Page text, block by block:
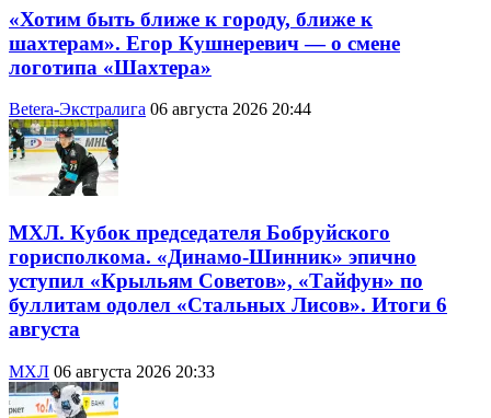
«Хотим быть ближе к городу, ближе к
шахтерам». Егор Кушнеревич — о смене
логотипа «Шахтера»
Betera-Экстралига 06 августа 2026 20:44
МХЛ. Кубок председателя Бобруйского
горисполкома. «Динамо-Шинник» эпично
уступил «Крыльям Советов», «Тайфун» по
буллитам одолел «Стальных Лисов». Итоги 6
августа
МХЛ 06 августа 2026 20:33